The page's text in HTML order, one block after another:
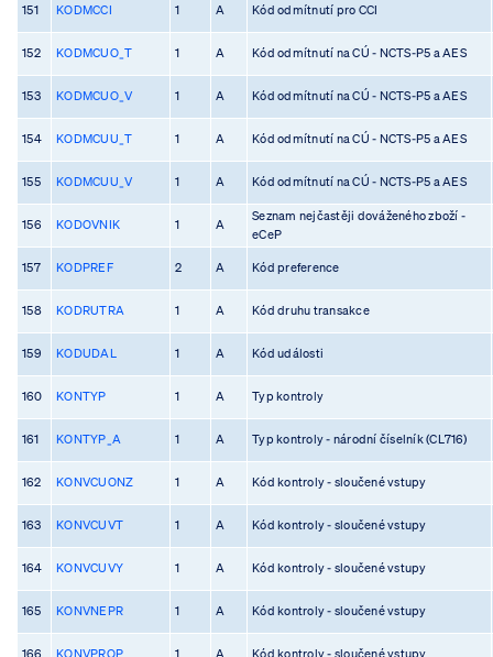
151 KODMCCI 1 A Kód odmítnutí pro CCI
152 KODMCUO_T 1 A Kód odmítnutí na CÚ - NCTS-P5 a AES
153 KODMCUO_V 1 A Kód odmítnutí na CÚ - NCTS-P5 a AES
154 KODMCUU_T 1 A Kód odmítnutí na CÚ - NCTS-P5 a AES
155 KODMCUU_V 1 A Kód odmítnutí na CÚ - NCTS-P5 a AES
156 KODOVNIK 1 A
Seznam nejčastěji dováženého zboží -
eCeP
157 KODPREF 2 A Kód preference
158 KODRUTRA 1 A Kód druhu transakce
159 KODUDAL 1 A Kód události
160 KONTYP 1 A Typ kontroly
161 KONTYP_A 1 A Typ kontroly - národní číselník (CL716)
162 KONVCUONZ 1 A Kód kontroly - sloučené vstupy
163 KONVCUVT 1 A Kód kontroly - sloučené vstupy
164 KONVCUVY 1 A Kód kontroly - sloučené vstupy
165 KONVNEPR 1 A Kód kontroly - sloučené vstupy
166 KONVPROP 1 A Kód kontroly - sloučené vstupy